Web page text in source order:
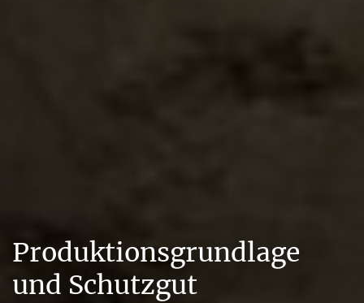
Produktionsgrundlage
und Schutzgut